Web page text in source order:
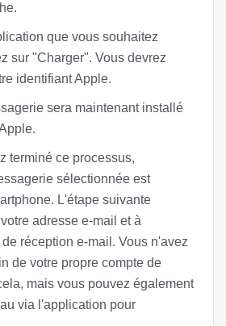
que vous souhaitez
sur "Charger". Vous devrez
identifiant Apple.
sera maintenant installé
terminé ce processus,
sélectionnée est
L'étape suivante
adresse e-mail et à
réception e-mail. Vous n'avez
de votre propre compte de
mais vous pouvez également
via l'application pour